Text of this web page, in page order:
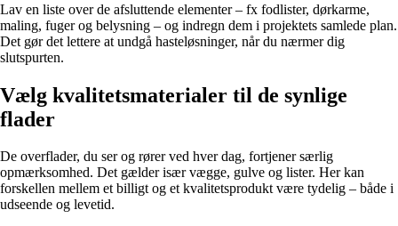
Lav en liste over de afsluttende elementer – fx fodlister, dørkarme,
maling, fuger og belysning – og indregn dem i projektets samlede plan.
Det gør det lettere at undgå hasteløsninger, når du nærmer dig
slutspurten.
Vælg kvalitetsmaterialer til de synlige
flader
De overflader, du ser og rører ved hver dag, fortjener særlig
opmærksomhed. Det gælder især vægge, gulve og lister. Her kan
forskellen mellem et billigt og et kvalitetsprodukt være tydelig – både i
udseende og levetid.